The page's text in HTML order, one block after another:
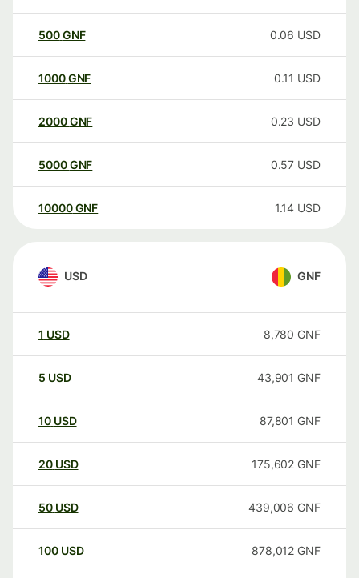
500GNF 0.06 USD
1000GNF 0.11 USD
2000GNF 0.23 USD
5000GNF 0.57 USD
10000 GNF 1.14 USD
USD GNF
1 USD 8,780 GNF
5 USD 43,901 GNF
10 USD 87,801 GNF
20 USD 175,602 GNF
50 USD 439,006 GNF
100 USD 878,012 GNF